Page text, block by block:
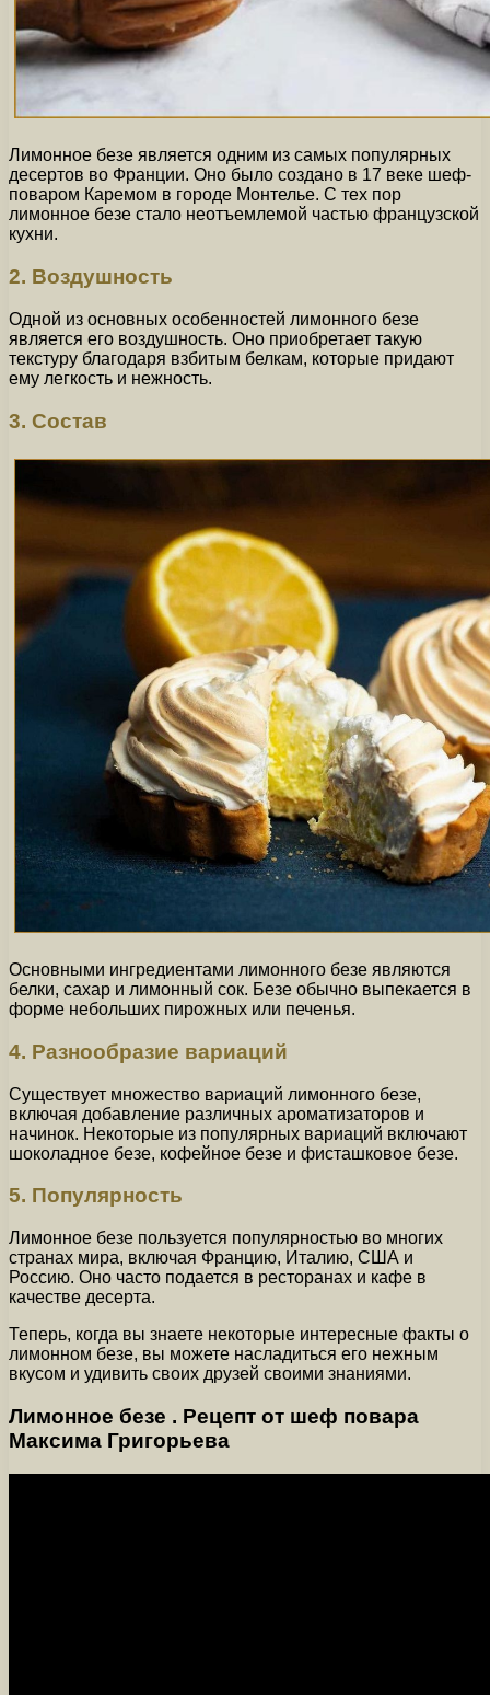
Лимонное безе является одним из самых популярных
десертов во Франции. Оно было создано в 17 веке шеф-
поваром Каремом в городе Монтелье. С тех пор
лимонное безе стало неотъемлемой частью французской
кухни.
2. Воздушность
Одной из основных особенностей лимонного безе
является его воздушность. Оно приобретает такую
текстуру благодаря взбитым белкам, которые придают
ему легкость и нежность.
3. Состав
Основными ингредиентами лимонного безе являются
белки, сахар и лимонный сок. Безе обычно выпекается в
форме небольших пирожных или печенья.
4. Разнообразие вариаций
Существует множество вариаций лимонного безе,
включая добавление различных ароматизаторов и
начинок. Некоторые из популярных вариаций включают
шоколадное безе, кофейное безе и фисташковое безе.
5. Популярность
Лимонное безе пользуется популярностью во многих
странах мира, включая Францию, Италию, США и
Россию. Оно часто подается в ресторанах и кафе в
качестве десерта.
Теперь, когда вы знаете некоторые интересные факты о
лимонном безе, вы можете насладиться его нежным
вкусом и удивить своих друзей своими знаниями.
Лимонное безе . Рецепт от шеф повара
Максима Григорьева